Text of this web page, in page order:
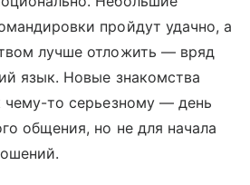
пройдут удачно, а
лучше отложить — вряд
язык. Новые знакомства
чему-то серьезному — день
общения, но не для начала